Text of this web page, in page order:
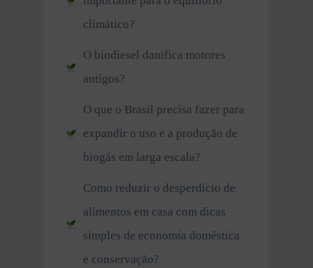
climático?
O biodiesel danifica motores
antigos?
O que o Brasil precisa fazer para
expandir o uso e a produção de
biogás em larga escala?
Como reduzir o desperdício de
alimentos em casa com dicas
simples de economia doméstica
e conservação?